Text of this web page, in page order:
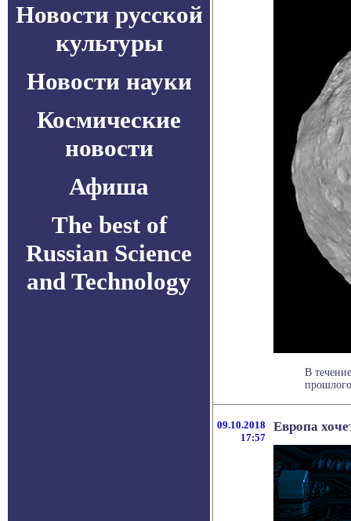
Новости русской
культуры
Новости науки
Космические
новости
Афиша
The best of
Russian Science
and Technology
В
09.10.2018
17:57
Европа